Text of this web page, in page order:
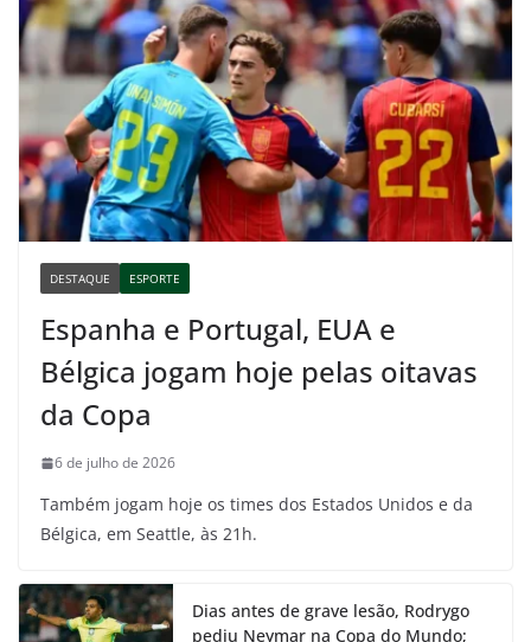
DESTAQUE ESPORTE
Espanha e Portugal, EUA e
Bélgica jogam hoje pelas oitavas
da Copa
6 de julho de 2026
Também jogam hoje os times dos Estados Unidos e da
Bélgica, em Seattle, às 21h.
Dias antes de grave lesão, Rodrygo
pediu Neymar na Copa do Mundo;